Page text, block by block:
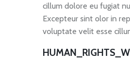
cillum dolore eu fugiat
Excepteur sint olor in
voluptate velit esse